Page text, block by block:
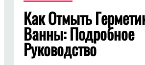
Как Отмыть
Ванны: Подробное
Руководство